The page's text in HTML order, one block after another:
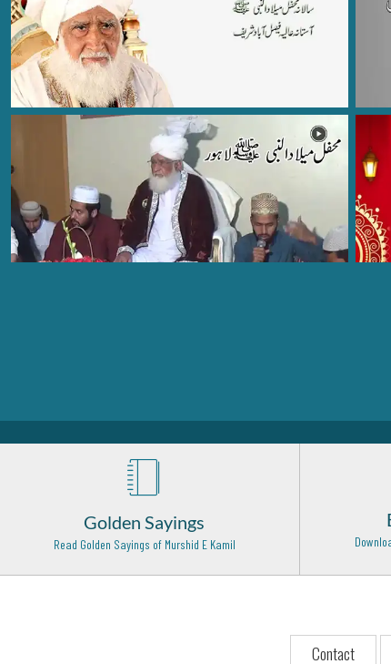
Golden Sayings
Read Golden Sayings of Murshid E Kamil
Contact